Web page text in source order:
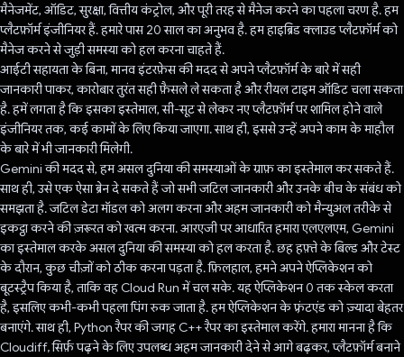
मैनेजमेंट, ऑडिट, सुरक्षा, वित्तीय कंट्रोल, और पूरी तरह से मैनेज करने का पहला चरण है. हम
प्लैटफ़ॉर्म इंजीनियर हैं. हमारे पास 20 साल का अनुभव है. हम हाइब्रिड क्लाउड प्लैटफ़ॉर्म को
मैनेज करने से जुड़ी समस्या को हल करना चाहते हैं.
आईटी सहायता के बिना, मानव इंटरफ़ेस की मदद से अपने प्लैटफ़ॉर्म के बारे में सही
जानकारी पाकर, कारोबार तुरंत सही फ़ैसले ले सकता है और रीयल टाइम ऑडिट चला सकता
है. हमें लगता है कि इसका इस्तेमाल, सी-सूट से लेकर नए प्लैटफ़ॉर्म पर शामिल होने वाले
इंजीनियर तक, कई कामों के लिए किया जाएगा. साथ ही, इससे उन्हें अपने काम के माहौल
के बारे में भी जानकारी मिलेगी.
Gemini की मदद से, हम असल दुनिया की समस्याओं के ग्राफ़ का इस्तेमाल कर सकते हैं.
साथ ही, उसे एक ऐसा ब्रेन दे सकते हैं जो सभी जटिल जानकारी और उनके बीच के संबंध को
समझता है. जटिल डेटा मॉडल को अलग करना और अहम जानकारी को मैन्युअल तरीके से
इकट्ठा करने की ज़रूरत को खत्म करना. आरएजी पर आधारित हमारा एलएलएम, Gemini
का इस्तेमाल करके असल दुनिया की समस्या को हल करता है. छह हफ़्ते के बिल्ड और टेस्ट
के दौरान, कुछ चीज़ों को ठीक करना पड़ता है. फ़िलहाल, हमने अपने ऐप्लिकेशन को
बूटस्ट्रैप किया है, ताकि वह Cloud Run में चल सके. यह ऐप्लिकेशन 0 तक स्केल करता
है, इसलिए कभी-कभी पहला पिंग रुक जाता है. हम ऐप्लिकेशन के फ़्रंटएंड को ज़्यादा बेहतर
बनाएंगे. साथ ही, Python रैपर की जगह C++ रैपर का इस्तेमाल करेंगे. हमारा मानना है कि
Cloudiff, सिर्फ़ पढ़ने के लिए उपलब्ध अहम जानकारी देने से आगे बढ़कर, प्लैटफ़ॉर्म बनाने